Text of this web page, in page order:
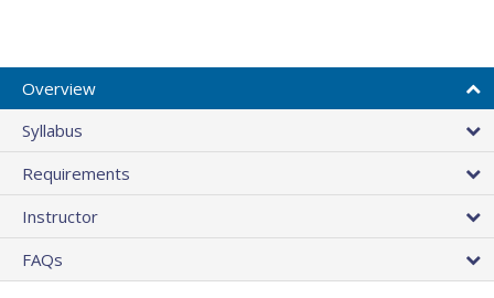
Overview
Syllabus
Requirements
Instructor
FAQs